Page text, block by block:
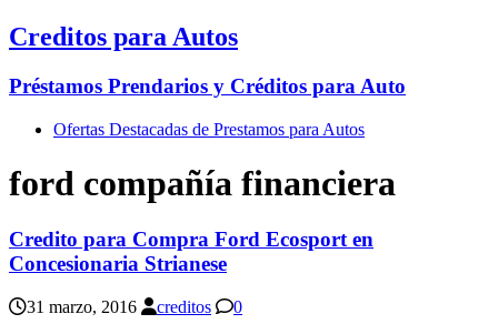
Creditos para Autos
Préstamos Prendarios y Créditos para Auto
Ofertas Destacadas de Prestamos para Autos
ford compañía financiera
Credito para Compra Ford Ecosport en
Concesionaria Strianese
31 marzo, 2016 creditos
0